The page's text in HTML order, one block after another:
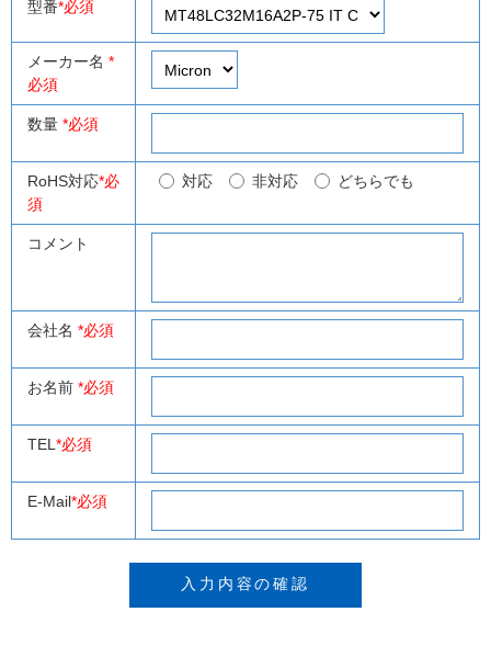
型番*必須
メーカー名 *
必須
数量 *必須
RoHS対応*必
須
対応 非対応 どちらでも
コメント
会社名 *必須
お名前 *必須
TEL *必須
E-Mail*必須